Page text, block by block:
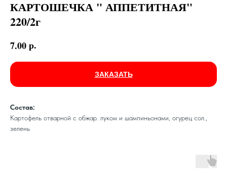
КАРТОШЕЧКА " АППЕТИТНАЯ"
220/2г
7.00р.
ЗАКАЗАТЬ
Состав:
Картофель отварной с обжар. луком и шампиньонами, огурец сол.,
зелень